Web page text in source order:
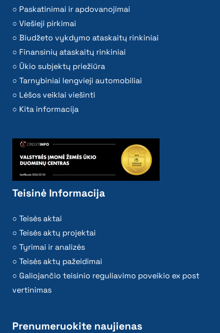
Paskatinimai ir apdovanojimai
Viešieji pirkimai
Biudžeto vykdymo ataskaitų rinkiniai
Finansinių ataskaitų rinkiniai
Ūkio subjektų priežiūra
Tarnybiniai lengvieji automobiliai
Lėšos veiklai viešinti
Kita informacija
Teisinė Informacija
Teisės aktai
Teisės aktų projektai
Tyrimai ir analizės
Teisės aktų pažeidimai
Galiojančio teisinio reguliavimo poveikio ex post
vertinimas
Prenumeruokite naujienas